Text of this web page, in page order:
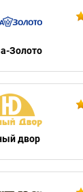
Золото
двор